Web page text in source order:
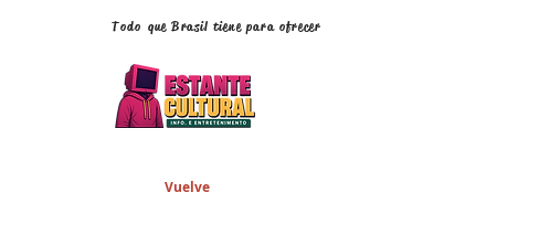
Todo que Brasil tiene para ofrecer
Vuelve